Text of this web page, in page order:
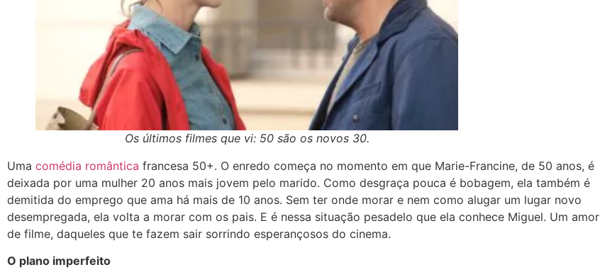
Os últimos filmes que vi: 50 são os novos 30.
Uma comédia romântica francesa 50+. O enredo começa no momento em que Marie-Francine, de 50 anos, é
deixada por uma mulher 20 anos mais jovem pelo marido. Como desgraça pouca é bobagem, ela também é
demitida do emprego que ama há mais de 10 anos. Sem ter onde morar e nem como alugar um lugar novo
desempregada, ela volta a morar com os pais. E é nessa situação pesadelo que ela conhece Miguel. Um amor
de filme, daqueles que te fazem sair sorrindo esperançosos do cinema.
O plano imperfeito